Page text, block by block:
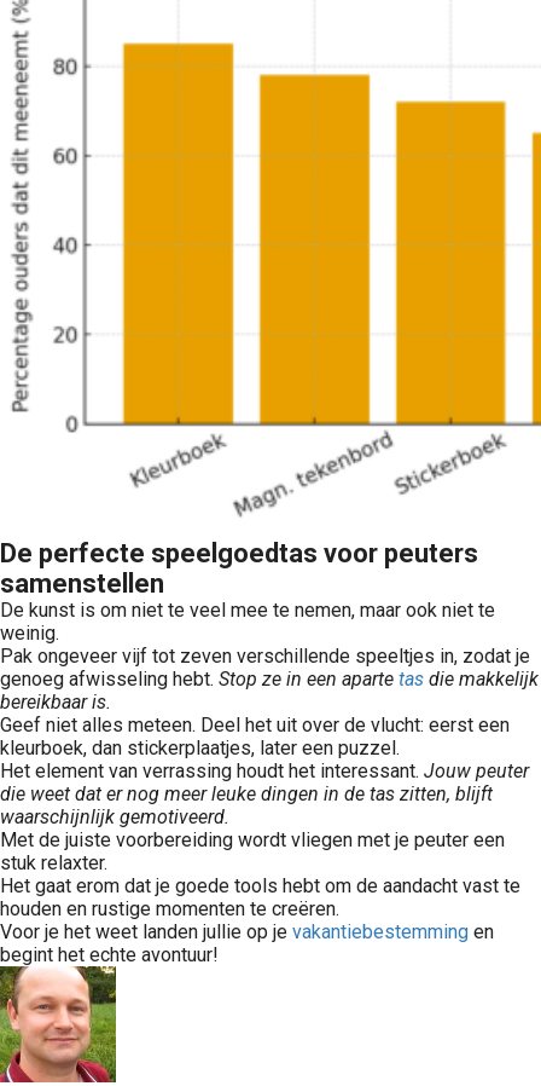
De perfecte speelgoedtas voor peuters
samenstellen
De kunst is om niet te veel mee te nemen, maar ook niet te
weinig.
Pak ongeveer vijf tot zeven verschillende speeltjes in, zodat je
genoeg afwisseling hebt. Stop ze in een aparte tas die makkelijk
bereikbaar is.
Geef niet alles meteen. Deel het uit over de vlucht: eerst een
kleurboek, dan stickerplaatjes, later een puzzel.
Het element van verrassing houdt het interessant. Jouw peuter
die weet dat er nog meer leuke dingen in de tas zitten, blijft
waarschijnlijk gemotiveerd.
Met de juiste voorbereiding wordt vliegen met je peuter een
stuk relaxter.
Het gaat erom dat je goede tools hebt om de aandacht vast te
houden en rustige momenten te creëren.
Voor je het weet landen jullie op je vakantiebestemming en
begint het echte avontuur!